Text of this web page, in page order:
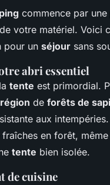
commence par
votre matériel. Voici
pour un séjour sans
abri essentiel
tente est primordial.
région de forêts de
aux
en forêt,
tente bien isolée.
de cuisine